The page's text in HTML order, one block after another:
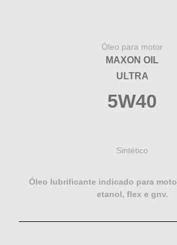
Óleo para motor
MAXON OIL
ULTRA
5W40
Sintético
Óleo lubrificante indicado para
etanol, flex e gnv.